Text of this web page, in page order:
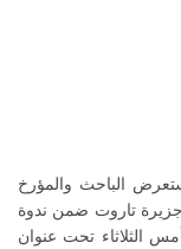
الباحث والمؤرخ
تاروت ضمن ندوة
الثلاثاء تحت عنوان